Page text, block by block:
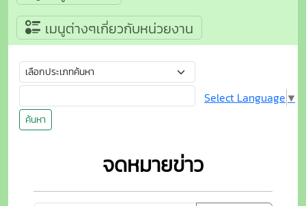
เมนูต่างๆเกี่ยวกับหน่วยงาน
ค้นหา
Select Language ▼
จดหมายข่าว